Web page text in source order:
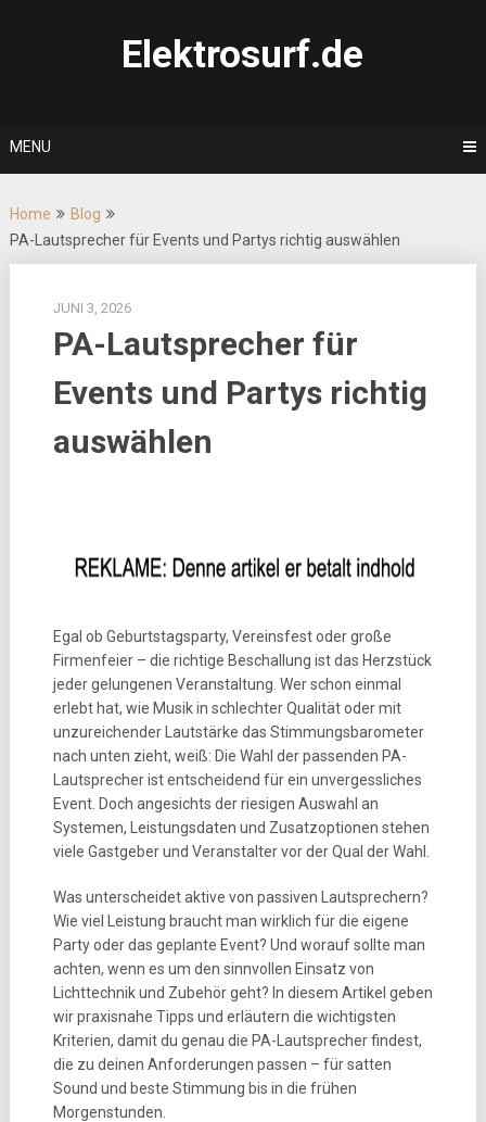
Elektrosurf.de
MENU
Home
Blog
PA-Lautsprecher für Events und Partys richtig auswählen
JUNI 3, 2026
PA-Lautsprecher für
Events und Partys richtig
auswählen
Egal ob Geburtstagsparty, Vereinsfest oder große
Firmenfeier – die richtige Beschallung ist das Herzstück
jeder gelungenen Veranstaltung. Wer schon einmal
erlebt hat, wie Musik in schlechter Qualität oder mit
unzureichender Lautstärke das Stimmungsbarometer
nach unten zieht, weiß: Die Wahl der passenden PA-
Lautsprecher ist entscheidend für ein unvergessliches
Event. Doch angesichts der riesigen Auswahl an
Systemen, Leistungsdaten und Zusatzoptionen stehen
viele Gastgeber und Veranstalter vor der Qual der Wahl.
Was unterscheidet aktive von passiven Lautsprechern?
Wie viel Leistung braucht man wirklich für die eigene
Party oder das geplante Event? Und worauf sollte man
achten, wenn es um den sinnvollen Einsatz von
Lichttechnik und Zubehör geht? In diesem Artikel geben
wir praxisnahe Tipps und erläutern die wichtigsten
Kriterien, damit du genau die PA-Lautsprecher findest,
die zu deinen Anforderungen passen – für satten
Sound und beste Stimmung bis in die frühen
Morgenstunden.